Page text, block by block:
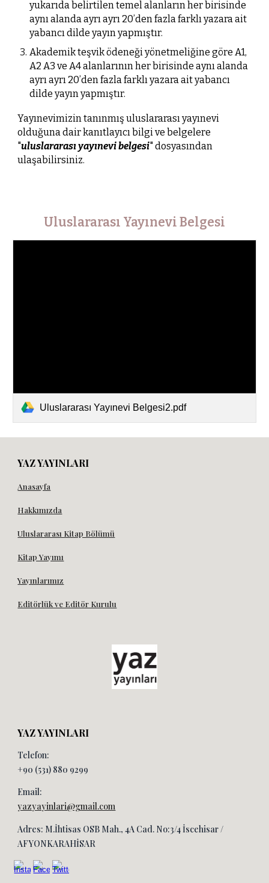
yukarıda belirtilen temel alanların her birisinde
aynı alanda ayrı ayrı 20’den fazla farklı yazara ait
yabancı dilde yayın yapmıştır.
Akademik teşvik ödeneği yönetmeliğine göre A1,
A2 A3 ve A4 alanlarının her birisinde aynı alanda
ayrı ayrı 20’den fazla farklı yazara ait yabancı
dilde yayın yapmıştır.
Yayınevimizin tanınmış uluslararası yayınevi
olduğuna dair kanıtlayıcı bilgi ve belgelere
"uluslararası yayınevi belgesi" dosyasından
ulaşabilirsiniz.
Uluslararası Yayınevi Belgesi
Uluslararası Yayınevi Belgesi2.pdf
YAZ YAYINLARI
Anasayfa
Hakkımızda
Uluslararası Kitap Bölümü
Kitap Yayımı
Yayınlarımız
Editörlük ve Editör Kurulu
YAZ YAYINLARI
Telefon:
+90 (531) 880 9299
Email:
yazyayinlari@gmail.com
Adres: M.İhtisas OSB Mah., 4A Cad. No:3/4 İscehisar /
AFYONKARAHİSAR